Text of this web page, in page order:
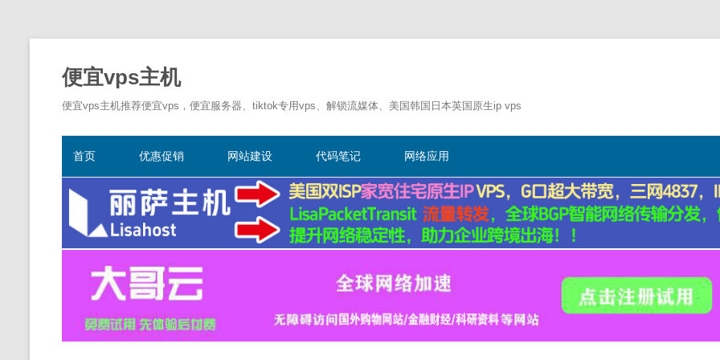
便宜vps主机
便宜vps主机推荐便宜vps，便宜服务器、tiktok专用vps、解锁流媒体、美国韩国日本英国原生ip vps
文
首页 优惠促销 网站建设 代码笔记 网络应用